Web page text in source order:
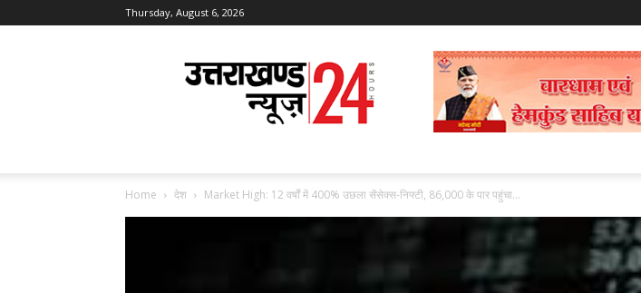
Thursday, August 6, 2026
Uttarakhand
News
24
Home देश Market High: 12 वर्षों में 400% उछला सेंसेक्स-निफ्टी, 86,000 के पार पहुंचा...